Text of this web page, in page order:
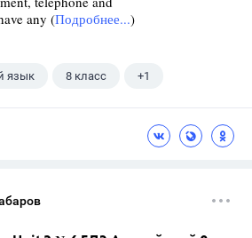
any (Подробнее...)
язык 8 класс +1